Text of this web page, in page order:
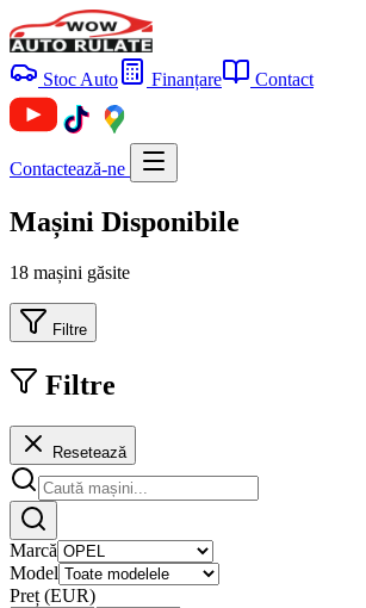
Stoc Auto Finanțare Contact
Contactează-ne
Mașini Disponibile
18 mașini găsite
Filtre
Filtre
Resetează
Marcă
Model
Preț (EUR)